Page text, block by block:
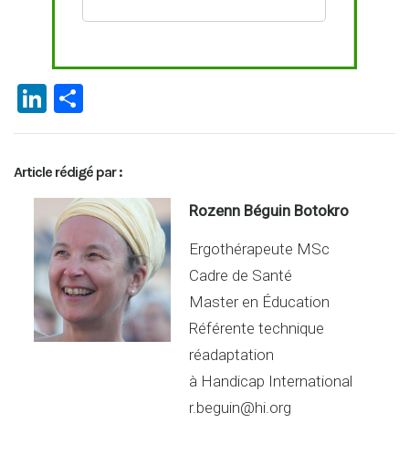
Li
n
ke
dI
n
ar
ta
g
er
Article rédigé par :
Rozenn Béguin Botokro
Ergothérapeute MSc
Cadre de Santé
Master en Éducation
Référente technique
réadaptation
à Handicap International
r.beguin@hi.org